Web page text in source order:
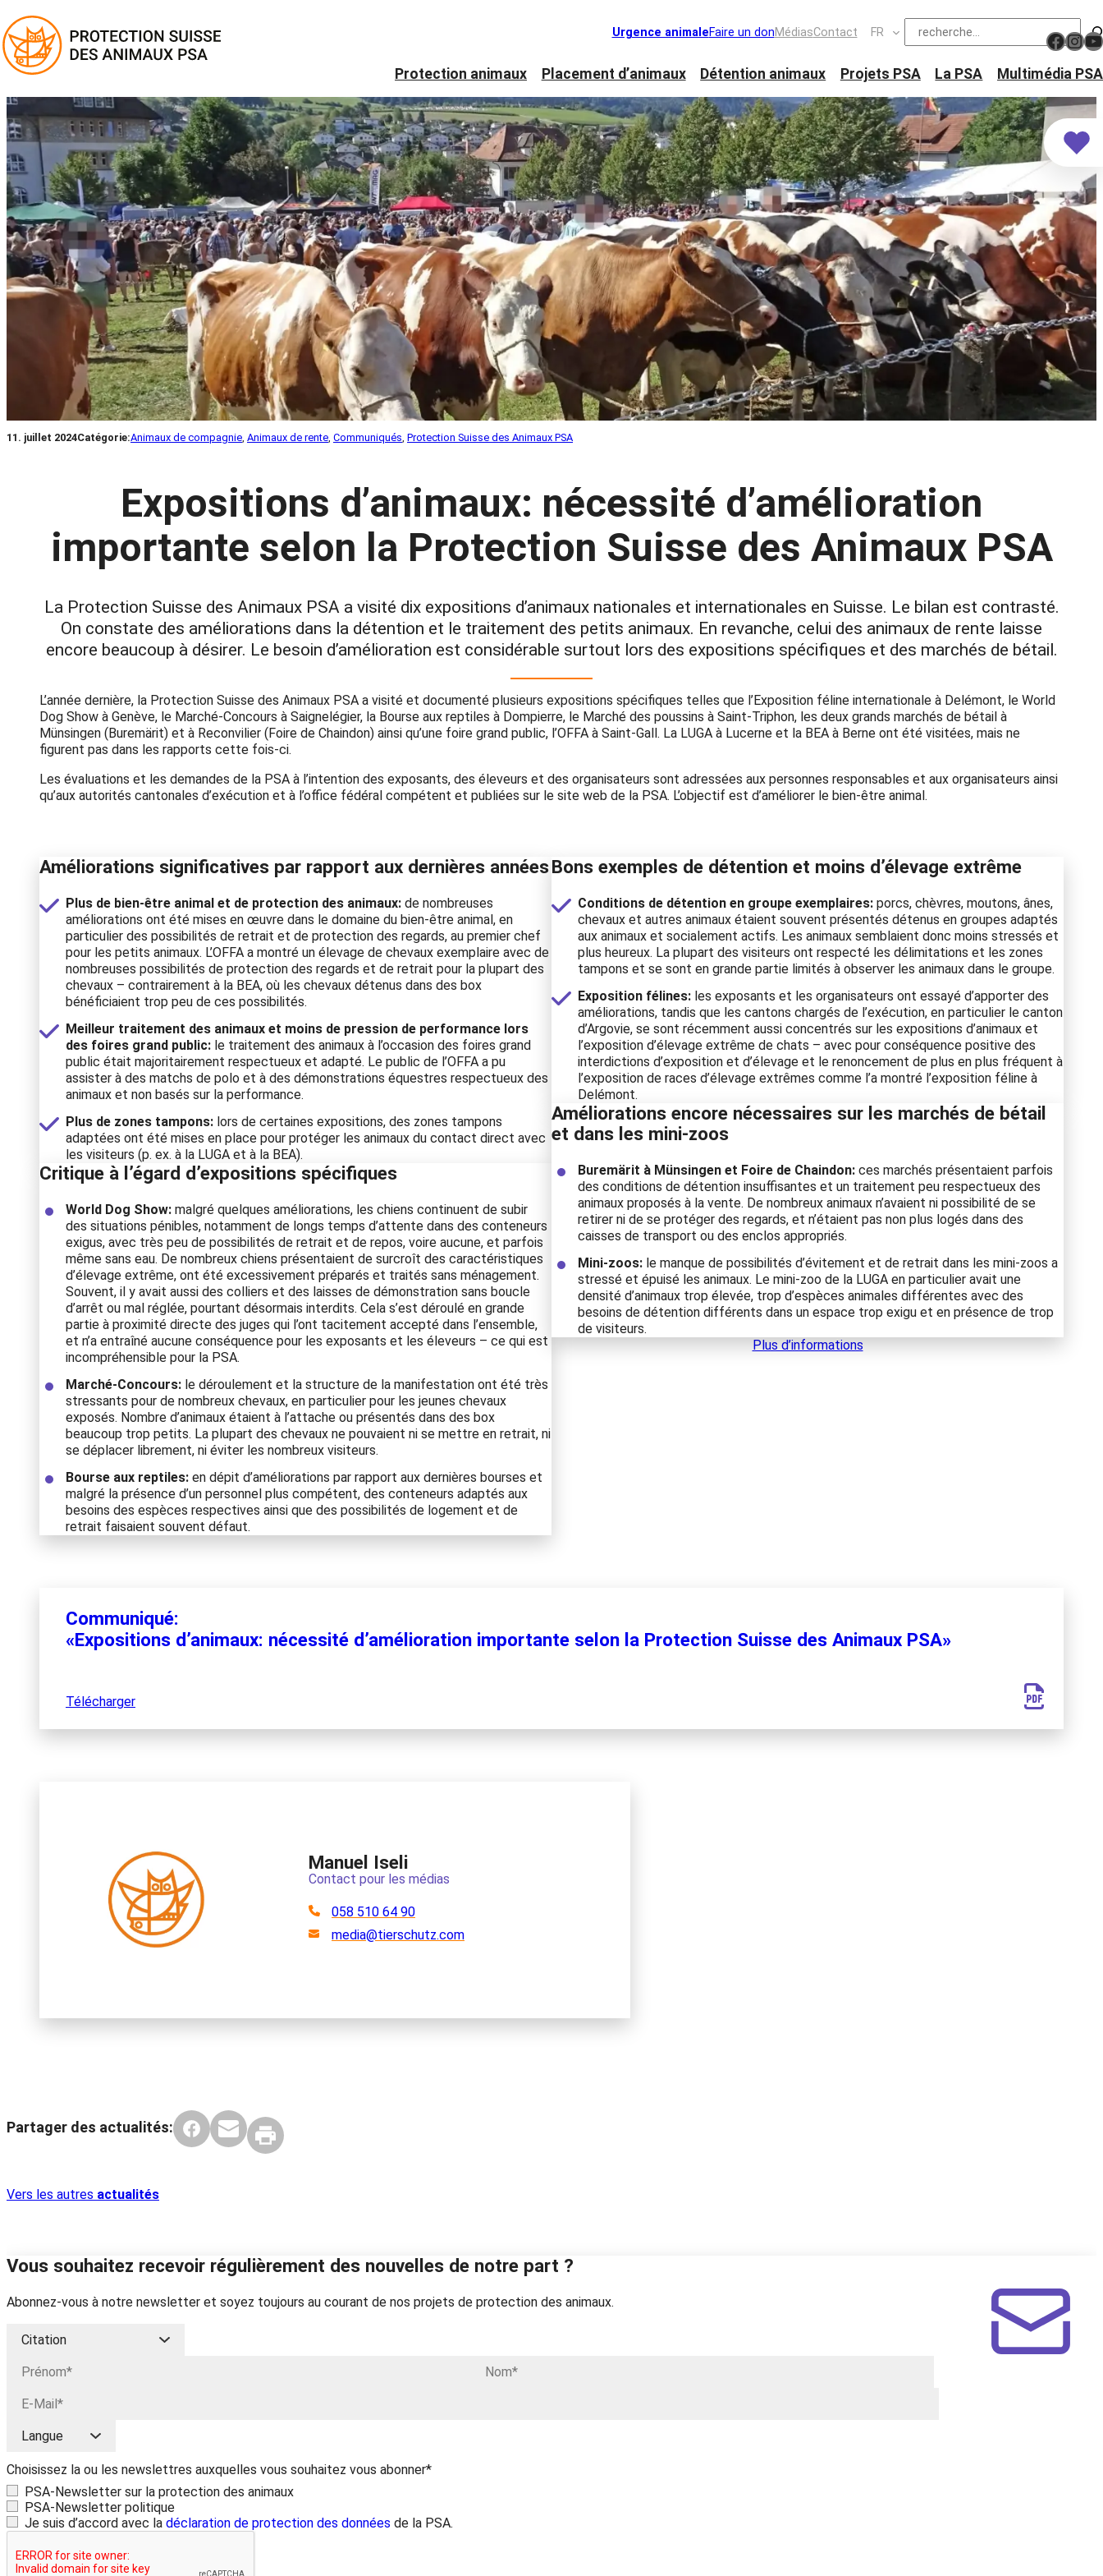
Urgence animaleFaire un donMédiasContact FR
Suchen
https://www.facebook.com/
Protection animaux Placement d’animaux Détention animaux Projets PSA La PSA Multimédia PSA
11. juillet 2024Catégorie:Animaux de compagnie Animaux de rente Communiqués Protection Suisse des Animaux PSA
Expositions d’animaux: nécessité d’amélioration
importante selon la Protection Suisse des Animaux PSA
La Protection Suisse des Animaux PSA a visité dix expositions d’animaux nationales et internationales en Suisse. Le bilan est contrasté.
On constate des améliorations dans la détention et le traitement des petits animaux. En revanche, celui des animaux de rente laisse
encore beaucoup à désirer. Le besoin d’amélioration est considérable surtout lors des expositions spécifiques et des marchés de bétail.
L’année dernière, la Protection Suisse des Animaux PSA a visité et documenté plusieurs expositions spécifiques telles que l’Exposition féline internationale à Delémont, le World
Dog Show à Genève, le Marché-Concours à Saignelégier, la Bourse aux reptiles à Dompierre, le Marché des poussins à Saint-Triphon, les deux grands marchés de bétail à
Münsingen (Buremärit) et à Reconvilier (Foire de Chaindon) ainsi qu’une foire grand public, l’OFFA à Saint-Gall. La LUGA à Lucerne et la BEA à Berne ont été visitées, mais ne
figurent pas dans les rapports cette fois-ci.
Les évaluations et les demandes de la PSA à l’intention des exposants, des éleveurs et des organisateurs sont adressées aux personnes responsables et aux organisateurs ainsi
qu’aux autorités cantonales d’exécution et à l’office fédéral compétent et publiées sur le site web de la PSA. L’objectif est d’améliorer le bien-être animal.
Améliorations significatives par rapport aux dernières années
Plus de bien-être animal et de protection des animaux: de nombreuses
améliorations ont été mises en œuvre dans le domaine du bien-être animal, en
particulier des possibilités de retrait et de protection des regards, au premier chef
pour les petits animaux. L’OFFA a montré un élevage de chevaux exemplaire avec de
nombreuses possibilités de protection des regards et de retrait pour la plupart des
chevaux – contrairement à la BEA, où les chevaux détenus dans des box
bénéficiaient trop peu de ces possibilités.
Meilleur traitement des animaux et moins de pression de performance lors
des foires grand public: le traitement des animaux à l’occasion des foires grand
public était majoritairement respectueux et adapté. Le public de l’OFFA a pu
assister à des matchs de polo et à des démonstrations équestres respectueux des
animaux et non basés sur la performance.
Plus de zones tampons: lors de certaines expositions, des zones tampons
adaptées ont été mises en place pour protéger les animaux du contact direct avec
les visiteurs (p. ex. à la LUGA et à la BEA).
Critique à l’égard d’expositions spécifiques
World Dog Show: malgré quelques améliorations, les chiens continuent de subir
des situations pénibles, notamment de longs temps d’attente dans des conteneurs
exigus, avec très peu de possibilités de retrait et de repos, voire aucune, et parfois
même sans eau. De nombreux chiens présentaient de surcroît des caractéristiques
d’élevage extrême, ont été excessivement préparés et traités sans ménagement.
Souvent, il y avait aussi des colliers et des laisses de démonstration sans boucle
d’arrêt ou mal réglée, pourtant désormais interdits. Cela s’est déroulé en grande
partie à proximité directe des juges qui l’ont tacitement accepté dans l’ensemble,
et n’a entraîné aucune conséquence pour les exposants et les éleveurs – ce qui est
incompréhensible pour la PSA.
Marché-Concours: le déroulement et la structure de la manifestation ont été très
stressants pour de nombreux chevaux, en particulier pour les jeunes chevaux
exposés. Nombre d’animaux étaient à l’attache ou présentés dans des box
beaucoup trop petits. La plupart des chevaux ne pouvaient ni se mettre en retrait, ni
se déplacer librement, ni éviter les nombreux visiteurs.
Bourse aux reptiles: en dépit d’améliorations par rapport aux dernières bourses et
malgré la présence d’un personnel plus compétent, des conteneurs adaptés aux
besoins des espèces respectives ainsi que des possibilités de logement et de
retrait faisaient souvent défaut.
Bons exemples de détention et moins d’élevage extrême
Conditions de détention en groupe exemplaires: porcs, chèvres, moutons, ânes,
chevaux et autres animaux étaient souvent présentés détenus en groupes adaptés
aux animaux et socialement actifs. Les animaux semblaient donc moins stressés et
plus heureux. La plupart des visiteurs ont respecté les délimitations et les zones
tampons et se sont en grande partie limités à observer les animaux dans le groupe.
Exposition félines: les exposants et les organisateurs ont essayé d’apporter des
améliorations, tandis que les cantons chargés de l’exécution, en particulier le canton
d’Argovie, se sont récemment aussi concentrés sur les expositions d’animaux et
l’exposition d’élevage extrême de chats – avec pour conséquence positive des
interdictions d’exposition et d’élevage et le renoncement de plus en plus fréquent à
l’exposition de races d’élevage extrêmes comme l’a montré l’exposition féline à
Delémont.
Améliorations encore nécessaires sur les marchés de bétail
et dans les mini-zoos
Buremärit à Münsingen et Foire de Chaindon: ces marchés présentaient parfois
des conditions de détention insuffisantes et un traitement peu respectueux des
animaux proposés à la vente. De nombreux animaux n’avaient ni possibilité de se
retirer ni de se protéger des regards, et n’étaient pas non plus logés dans des
caisses de transport ou des enclos appropriés.
Mini-zoos: le manque de possibilités d’évitement et de retrait dans les mini-zoos a
stressé et épuisé les animaux. Le mini-zoo de la LUGA en particulier avait une
densité d’animaux trop élevée, trop d’espèces animales différentes avec des
besoins de détention différents dans un espace trop exigu et en présence de trop
de visiteurs.
Plus d’informations
Communiqué:
«Expositions d’animaux: nécessité d’amélioration importante selon la Protection Suisse des Animaux PSA»
Télécharger
Manuel Iseli
Contact pour les médias
058 510 64 90
media@tierschutz.com
Partager des actualités:
Vers les autres actualités
Vous souhaitez recevoir régulièrement des nouvelles de notre part ?
Abonnez-vous à notre newsletter et soyez toujours au courant de nos projets de protection des animaux.
Choisissez la ou les newslettres auxquelles vous souhaitez vous abonner*
PSA-Newsletter sur la protection des animaux
PSA-Newsletter politique
Je suis d’accord avec la déclaration de protection des données de la PSA.